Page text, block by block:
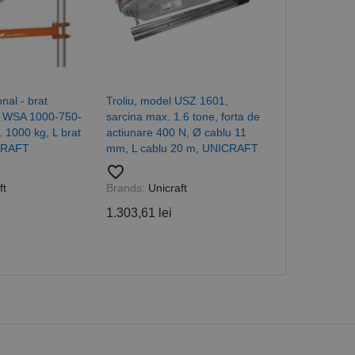
- brat
1000-750-
1000 kg, L brat
Troliu, model USZ 1601,
sarcina max. 1.6 tone, forta de
actiunare 400 N, Ø cablu 11
mm, L cablu 20 m, UNICRAFT
favorite_border
Brands: Unicraft
1.303,61 lei
pentru a aminti
Este necesar
este un
variabilelor de
utilizator între
- care este o
colectarea
Descriere